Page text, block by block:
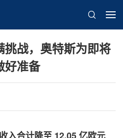
战，奥特斯为即将
好准备